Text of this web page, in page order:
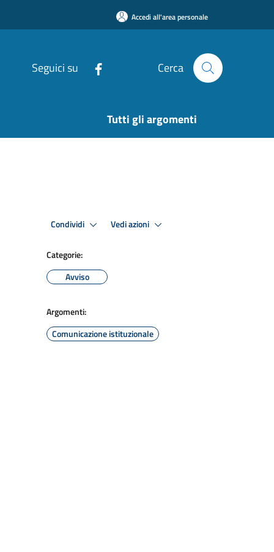
Accedi all'area personale
Seguici su Cerca
Tutti gli argomenti
Condividi Vedi azioni
Categorie:
Avviso
Argomenti:
Comunicazione istituzionale